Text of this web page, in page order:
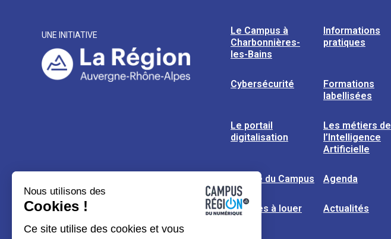
UNE INITIATIVE
Le Campus à
Charbonnières-
les-Bains
Informations
pratiques
Cybersécurité
Formations
labellisées
Le portail
digitalisation
Les métiers de
l’Intelligence
Artificielle
L’usine du Campus Agenda
Espaces à louer Actualités
Nous utilisons des
Cookies !
Ce site utilise des cookies et vous